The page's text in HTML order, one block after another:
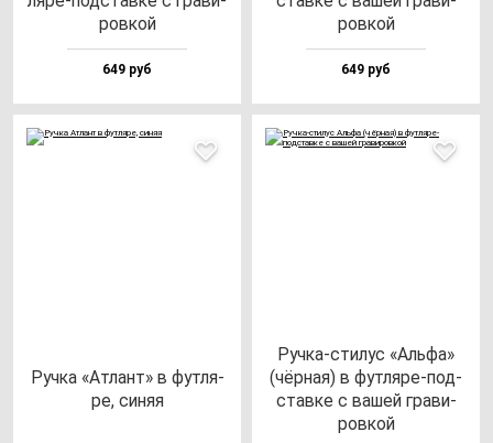
ров­кой
649 руб
ров­кой
649 руб
Руч­ка «Атлант» в фут­ля­
ре, си­няя
Руч­ка-сти­лус «Аль­фа»
(чёр­ная) в фут­ля­ре-под­
став­ке с ва­шей гра­ви­
ров­кой